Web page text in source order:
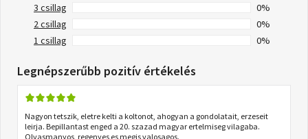
3 csillag
0%
2 csillag
0%
1 csillag
0%
Legnépszerűbb pozitív értékelés
Nagyon tetszik, eletre kelti a koltonot, ahogyan a gondolatait, erzeseit
leirja. Bepillantast enged a 20. szazad magyar ertelmiseg vilagaba.
Olvasmanyos, regenyes es megis valosagos.